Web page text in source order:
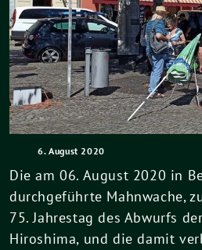
6. August 2020
Die am 06. August 2020 in
durchgeführte Mahnwache,
75. Jahrestag des Abwurfs
Hiroshima, und die damit